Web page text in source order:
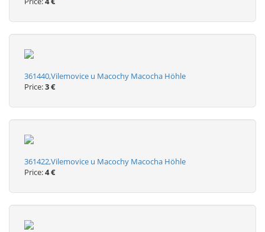
361440,Vilemovice u Macochy Macocha Höhle
Price:3 €
361422,Vilemovice u Macochy Macocha Höhle
Price:4 €